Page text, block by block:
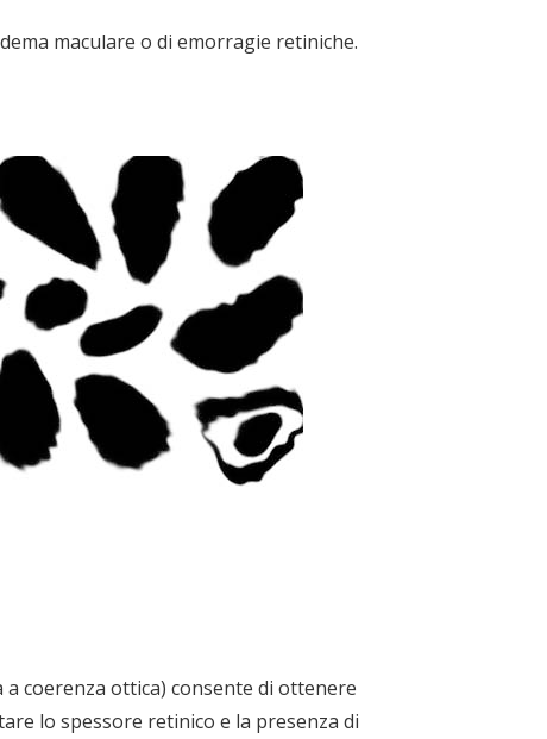
maculare o di emorragie retiniche.
a coerenza ottica) consente di ottenere
lo spessore retinico e la presenza di